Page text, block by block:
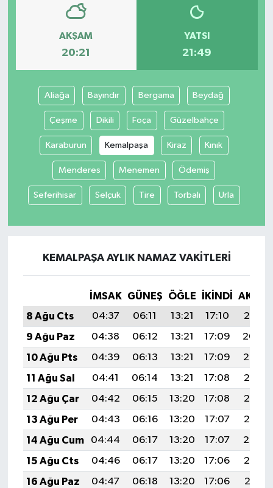
AKŞAM
20:21
YATSI
21:49
Aliağa Bayındır Bergama Beydağ
Çeşme Dikili Foça Güzelbahçe
Karaburun Kemalpaşa Kiraz Kınık
Menderes Menemen Ödemiş
Seferihisar Selçuk Tire Torbalı Urla
KEMALPAŞA AYLIK NAMAZ VAKITLERI
İMSAK GÜNEŞ ÖĞLE İKINDI
8 Ağu Cts
04:37 06:11 13:21 17:10
20:21
9 Ağu Paz
04:38 06:12 13:21 17:09
20:20
10 Ağu Pts
04:39 06:13 13:21 17:09
20:19
11 Ağu Sal
04:41 06:14 13:21 17:08
20:17
12 Ağu Çar
04:42 06:15 13:20 17:08
20:16
13 Ağu Per
04:43 06:16 13:20 17:07
20:15
14 Ağu Cum
04:44 06:17 13:20 17:07
20:14
15 Ağu Cts
04:46 06:17 13:20 17:06
20:12
16 Ağu Paz
04:47 06:18 13:20 17:06
20:11